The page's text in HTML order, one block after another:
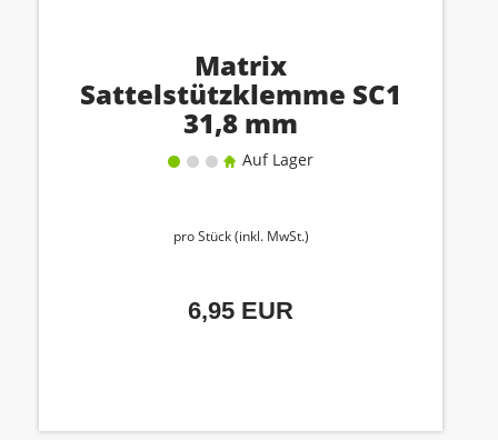
Matrix
Sattelstützklemme SC1
31,8 mm
Auf Lager
pro Stück (inkl. MwSt.)
6,95 EUR